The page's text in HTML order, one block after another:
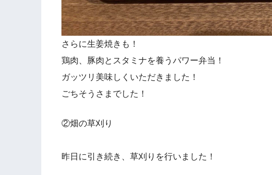
さらに生姜焼きも！
鶏肉、豚肉とスタミナを養うパワー弁当！
ガッツリ美味しくいただきました！
ごちそうさまでした！
②畑の草刈り
昨日に引き続き、草刈りを行いました！